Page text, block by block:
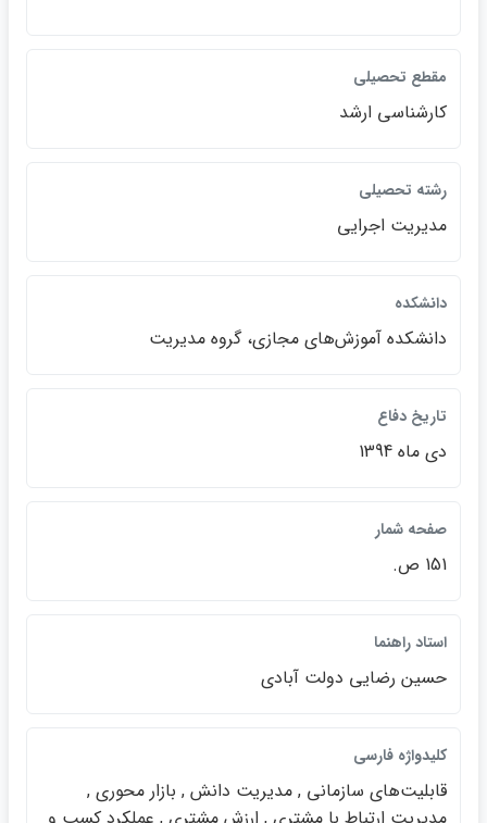
مقطع تحصيلي
كارشناسي ارشد
رشته تحصيلي
مديريت اجرايي
دانشكده
دانشكده آموزش‌هاي مجازي، گروه مديريت
تاريخ دفاع
دي ‌ماه 1394
صفحه شمار
151 ص.
استاد راهنما
حسين رضايي دولت آبادي
كليدواژه فارسي
قابليت‌هاي سازماني , مديريت دانش , بازار محوري ,